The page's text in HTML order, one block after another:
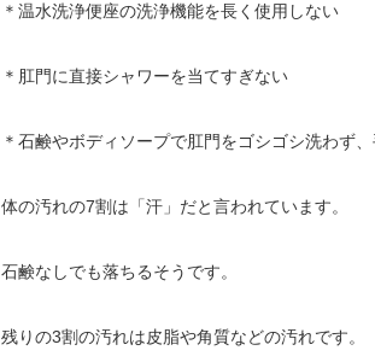
＊温水洗浄便座の洗浄機能を長く使用しない
＊肛門に直接シャワーを当てすぎない
＊石鹸やボディソープで肛門をゴシゴシ洗わず
体の汚れの7割は「汗」だと言われています。
石鹸なしでも落ちるそうです。
残りの3割の汚れは皮脂や角質などの汚れです。